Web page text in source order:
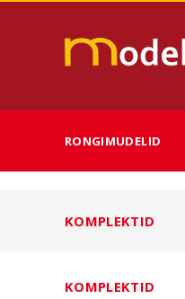
RONGIMUDELID
KOMPLEKTID
KOMPLEKTID